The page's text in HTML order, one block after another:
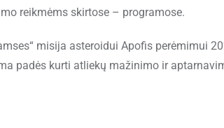
reikmėms skirtose – programose.
misija asteroidui Apofis perėmimui
padės kurti atliekų mažinimo ir